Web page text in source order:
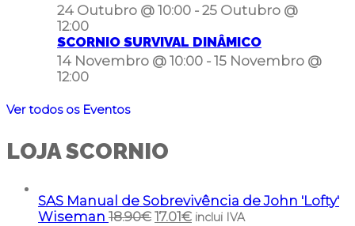
24 Outubro @ 10:00 - 25 Outubro @
12:00
SCORNIO SURVIVAL DINÂMICO
14 Novembro @ 10:00 - 15 Novembro @
12:00
Ver todos os Eventos
LOJA SCORNIO
SAS Manual de Sobrevivência de John 'Lofty'
Wiseman 18.90€ 17.01€ inclui IVA